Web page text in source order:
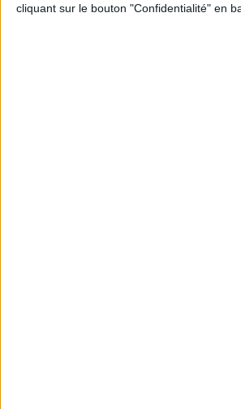
cliquant sur le bouton "Confidentialité" en
Le plus beau but de tous